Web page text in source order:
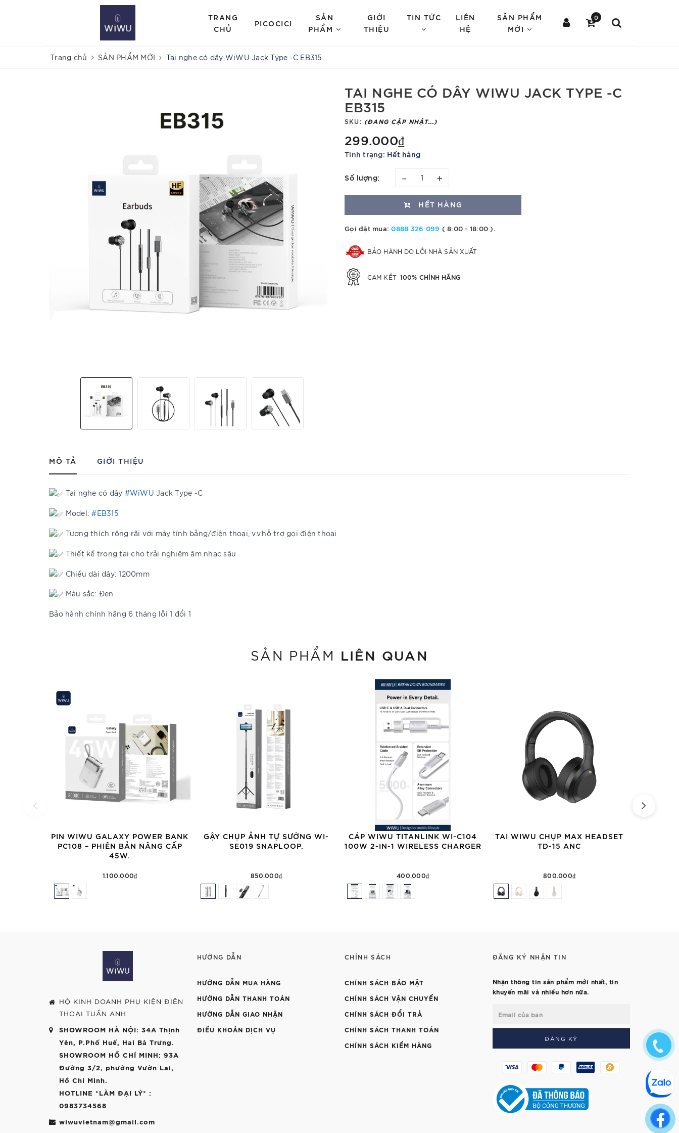
TRANG
CHỦ
PICOCICI
SẢN
PHẨM
GIỚI
THIỆU
TIN TỨC
LIÊN
HỆ
SẢN PHẨM
MỚI
0
Trang chủ SẢN PHẨM MỚI Tai nghe có dây WiWU Jack Type -C EB315
TAI NGHE CÓ DÂY WIWU JACK TYPE -C
EB315
SKU: (ĐANG CẬP NHẬT...)
299.000₫
Tình trạng: Hết hàng
Số lượng: – +
HẾT HÀNG
Gọi đặt mua:0888 326 099 ( 8:00 - 18:00 ).
BẢO HÀNH DO LỖI NHÀ SẢN XUẤT
CAM KẾT 100% CHÍNH HÃNG
MÔ TẢ GIỚI THIỆU
Tai nghe có dây #WiWU Jack Type -C
Model:#EB315
Tương thích rộng rãi với máy tính bảng/điện thoại, v.v.hỗ trợ gọi điện thoại
Thiết kế trong tai cho trải nghiệm âm nhạc sâu
Chiều dài dây: 1200mm
Màu sắc: Đen
Bảo hành chính hãng 6 tháng lỗi 1 đổi 1
SẢN PHẨM LIÊN QUAN
PIN WIWU GALAXY POWER BANK
PC108 – PHIÊN BẢN NÂNG CẤP
45W.
1.100.000₫
GẬY CHỤP ẢNH TỰ SƯỚNG WI-
SE019 SNAPLOOP.
850.000₫
CÁP WIWU TITANLINK WI-C104
100W 2-IN-1 WIRELESS CHARGER
400.000₫
TAI WIWU CHỤP MAX HEADSET
TD-15 ANC
800.000₫
HỘ KINH DOANH PHỤ KIỆN ĐIỆN
THOẠI TUẤN ANH
SHOWROOM HÀ NỘI: 34A Thịnh
Yên, P.Phố Huế, Hai Bà Trưng.
SHOWROOM HỒ CHÍ MINH: 93A
Đường 3/2, phường Vườn Lai,
Hồ Chí Minh.
HOTLINE *LÀM ĐẠI LÝ* :
0983734568
wiwuvietnam@gmail.com
HƯỚNG DẪN
HƯỚNG DẪN MUA HÀNG
HƯỚNG DẪN THANH TOÁN
HƯỚNG DẪN GIAO NHẬN
ĐIỀU KHOẢN DỊCH VỤ
CHÍNH SÁCH
CHÍNH SÁCH BẢO MẬT
CHÍNH SÁCH VẬN CHUYỂN
CHÍNH SÁCH ĐỔI TRẢ
CHÍNH SÁCH THANH TOÁN
CHÍNH SÁCH KIỂM HÀNG
ĐĂNG KÝ NHẬN TIN
Nhận thông tin sản phẩm mới nhất, tin
khuyến mãi và nhiều hơn nữa.
ĐĂNG KÝ